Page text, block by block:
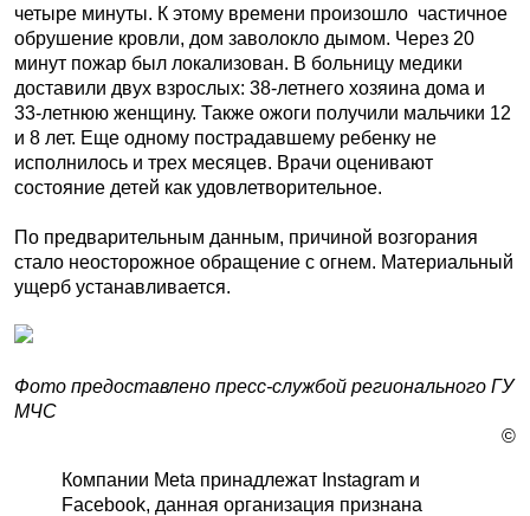
четыре минуты. К этому времени произошло частичное
обрушение кровли, дом заволокло дымом. Через 20
минут пожар был локализован. В больницу медики
доставили двух взрослых: 38-летнего хозяина дома и
33-летнюю женщину. Также ожоги получили мальчики 12
и 8 лет. Еще одному пострадавшему ребенку не
исполнилось и трех месяцев. Врачи оценивают
состояние детей как удовлетворительное.
По предварительным данным, причиной возгорания
стало неосторожное обращение с огнем. Материальный
ущерб устанавливается.
Фото предоставлено пресс-службой регионального ГУ
МЧС
©
Компании Meta принадлежат Instagram и
Facebook, данная организация признана